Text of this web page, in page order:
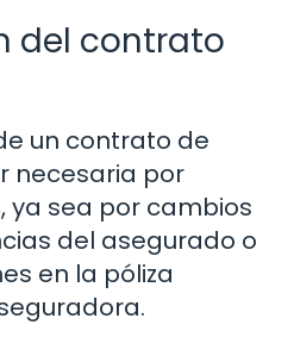
del contrato
un contrato de
necesaria por
ya sea por cambios
del asegurado o
en la póliza